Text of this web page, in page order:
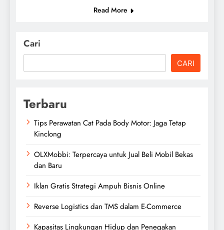
Read More
Cari
CARI
Terbaru
Tips Perawatan Cat Pada Body Motor: Jaga Tetap
Kinclong
OLXMobbi: Terpercaya untuk Jual Beli Mobil Bekas
dan Baru
Iklan Gratis Strategi Ampuh Bisnis Online
Reverse Logistics dan TMS dalam E-Commerce
Kapasitas Lingkungan Hidup dan Penegakan